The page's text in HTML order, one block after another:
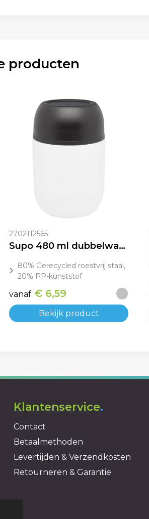
producten
2702112565
Supo 480 ml dubbelwandige lunchpot van gerecycled roestvrij staal met opvouwbare lepel
80% Gerecycled roestvrij staal,
20% PP-kunststof
vanaf € 6,59
Bekijk product
Klantenservice.
Contact
Betaalmethoden
Levertijden & Verzendkosten
Retourneren & Garantie